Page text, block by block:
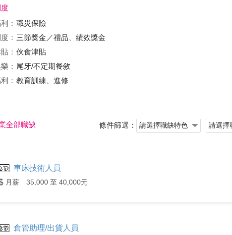
： 職災保險
： 三節獎金／禮品、績效獎金
： 伙食津貼
： 尾牙/不定期餐敘
： 教育訓練、進修
全部職缺 條件篩選：
車床技術人員
月薪 35,000 至 40,000元
倉管助理/出貨人員